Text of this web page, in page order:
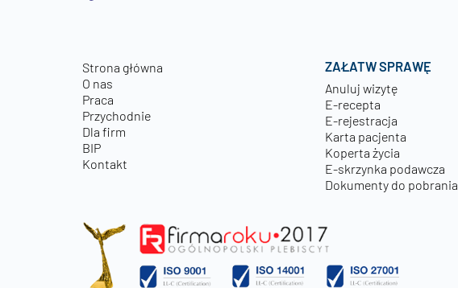
Strona główna
O nas
Praca
Przychodnie
Dla firm
BIP
Kontakt
ZAŁATW SPRAWĘ
Anuluj wizytę
E-recepta
E-rejestracja
Karta pacjenta
Koperta życia
E-skrzynka podawcza
Dokumenty do pobrania